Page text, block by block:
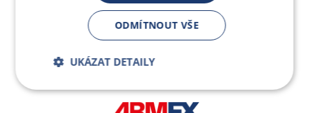
Jsme součástí skupiny ARMEX a členem Asociace
nezávislých dodavatelů energií.
ODMÍTNOUT VŠE
UKÁZAT DETAILY
Bezpodmínečně
nutné soubory
Výkonnostní